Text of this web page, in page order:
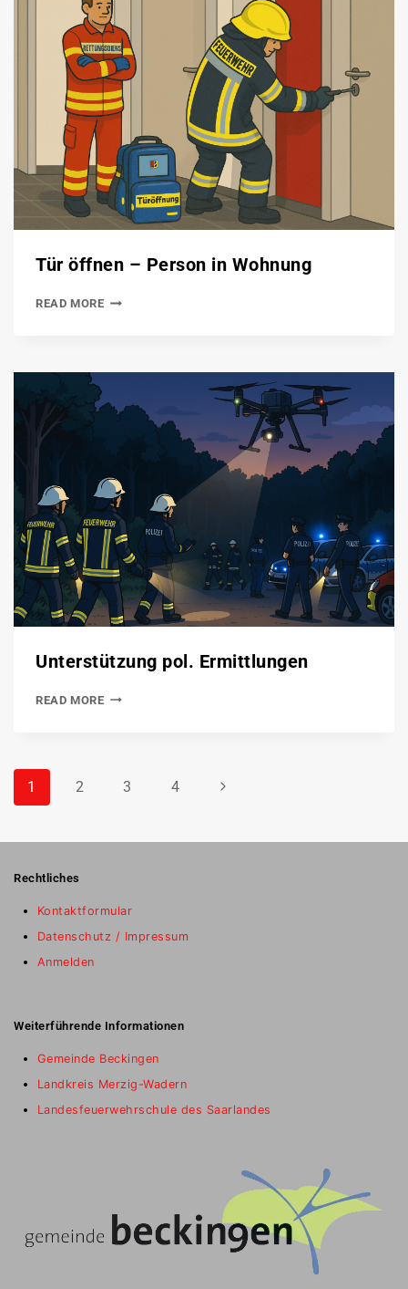
Tür öffnen – Person in Wohnung
READ MORE
Unterstützung pol. Ermittlungen
READ MORE
1 2 3 4
Rechtliches
Kontaktformular
Datenschutz / Impressum
Anmelden
Weiterführende Informationen
Gemeinde Beckingen
Landkreis Merzig-Wadern
Landesfeuerwehrschule des Saarlandes